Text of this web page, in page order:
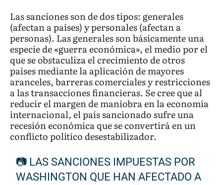
Las sanciones son de dos tipos: generales
(afectan a países) y personales (afectan a
personas). Las generales son básicamente una
especie de «guerra económica», el medio por el
que se obstaculiza el crecimiento de otros
países mediante la aplicación de mayores
aranceles, barreras comerciales y restricciones
a las transacciones financieras. Se cree que al
reducir el margen de maniobra en la economía
internacional, el país sancionado sufre una
recesión económica que se convertirá en un
conflicto político desestabilizador.
📷 LAS SANCIONES IMPUESTAS POR
WASHINGTON QUE HAN AFECTADO A